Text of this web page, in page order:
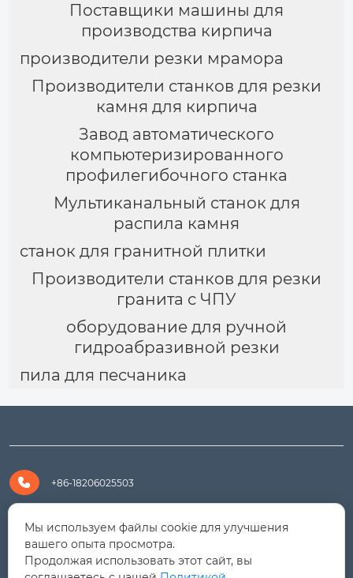
Поставщики машины для
производства кирпича
производители резки мрамора
Производители станков для резки
камня для кирпича
Завод автоматического
компьютеризированного
профилегибочного станка
Мультиканальный станок для
распила камня
станок для гранитной плитки
Производители станков для резки
гранита с ЧПУ
оборудование для ручной
гидроабразивной резки
пила для песчаника
 +86-18206025503
 +8618206025503
 yanali@hualongm.com
Мы используем файлы cookie для улучшения
вашего опыта просмотра.
Продолжая использовать этот сайт, вы